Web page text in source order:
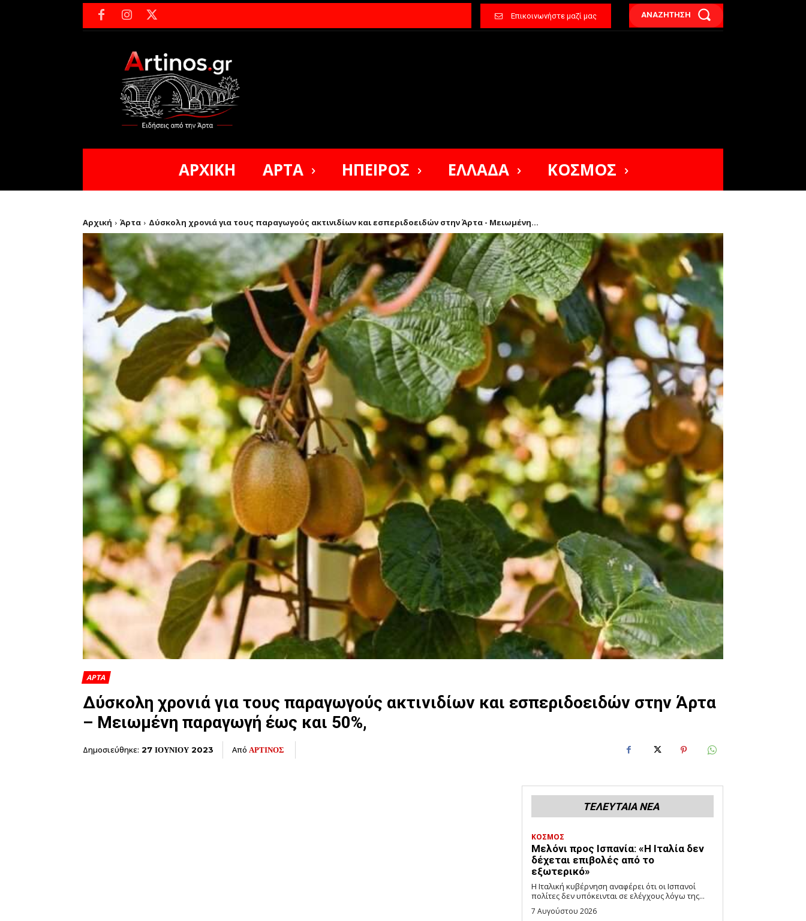
Επικοινωνήστε μαζί μας ΑΝΑΖΗΤΗΣΗ
ΑΡΧΙΚΗ ΑΡΤΑ ΗΠΕΙΡΟΣ ΕΛΛΑΔΑ ΚΟΣΜΟΣ
Αρχική Άρτα Δύσκολη χρονιά για τους παραγωγούς ακτινιδίων και εσπεριδοειδών στην Άρτα - Μειωμένη...
ΑΡΤΑ
Δύσκολη χρονιά για τους παραγωγούς ακτινιδίων και εσπεριδοειδών στην Άρτα
– Μειωμένη παραγωγή έως και 50%,
Δημοσιεύθηκε: 27 ΙΟΥΝΙΟΥ 2023 Από ΑΡΤΙΝΟΣ
ΤΕΛΕΥΤΑΙΑ ΝΕΑ
ΚΟΣΜΟΣ
Μελόνι προς Ισπανία: «Η Ιταλία δεν
δέχεται επιβολές από το
εξωτερικό»
Η Ιταλική κυβέρνηση αναφέρει ότι οι Ισπανοί
πολίτες δεν υπόκεινται σε ελέγχους λόγω της...
7 Αυγούστου 2026